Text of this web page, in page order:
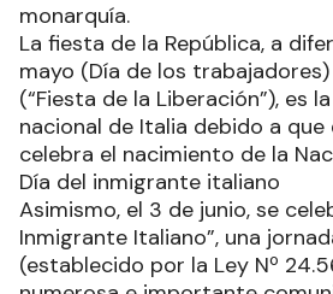
monarquía.
La fiesta de la República, a
mayo (Día de los
(“Fiesta de la Liberación”), es
nacional de Italia debido a
celebra el nacimiento de la
Día del inmigrante italiano
Asimismo, el 3 de junio, se
Inmigrante Italiano”, una
(establecido por la Ley Nº